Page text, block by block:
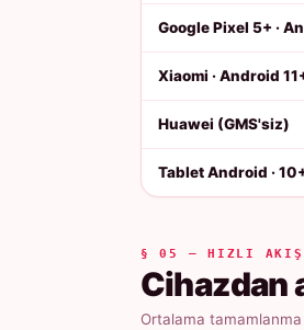
Google Pixel 5+ ·
Xiaomi · Android
Huawei (GMS'siz)
Tablet Android ·
§ 05 — HIZLI AKIŞ
Cihazdan
Ortalama